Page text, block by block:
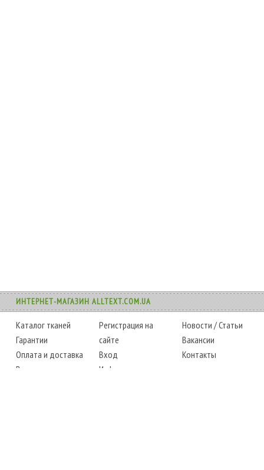
ИНТЕРНЕТ-МАГАЗИН ALLTEXT.COM.UA
Каталог тканей
Гарантии
Оплата и доставка
Возврат товара
Регистрация на
сайте
Вход
Информация
Новости /Статьи
Вакансии
Контакты